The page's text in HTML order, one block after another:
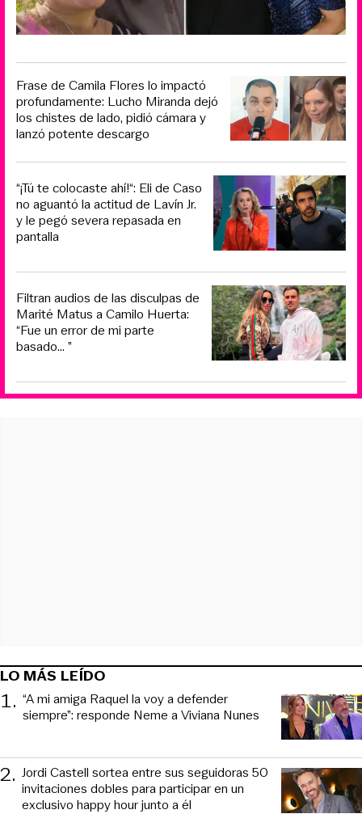
Frase de Camila Flores lo impactó
profundamente: Lucho Miranda dejó
los chistes de lado, pidió cámara y
lanzó potente descargo
“¡Tú te colocaste ahí!“: Eli de Caso
no aguantó la actitud de Lavín Jr.
y le pegó severa repasada en
pantalla
Filtran audios de las disculpas de
Marité Matus a Camilo Huerta:
“Fue un error de mi parte
basado... ”
LO MÁS LEÍDO
1. “A mi amiga Raquel la voy a defender
siempre”: responde Neme a Viviana Nunes
2. Jordi Castell sortea entre sus seguidoras 50
invitaciones dobles para participar en un
exclusivo happy hour junto a él